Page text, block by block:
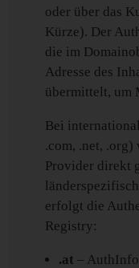
oder über das
Kürze). Der
die im
Adresse des
übermittelt, um
Bei
.com, .net,
Provider direkt
erfolgt die
Registry:
.at –